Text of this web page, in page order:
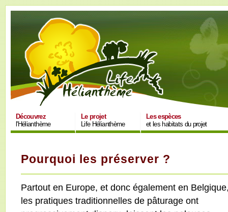
Découvrez
l'Hélianthème
Le projet
Life Hélianthème
Les espèces
et les habitats du projet
Pourquoi les préserver ?
Partout en Europe, et donc également en
les pratiques traditionnelles de pâturage ont